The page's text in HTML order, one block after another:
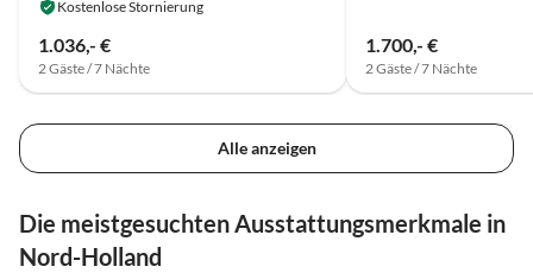
Kostenlose Stornierung
1.036,- €
2 Gäste / 7 Nächte
1.700,- €
2 Gäste / 7 Nächte
Alle anzeigen
Die meistgesuchten Ausstattungsmerkmale in
Nord-Holland